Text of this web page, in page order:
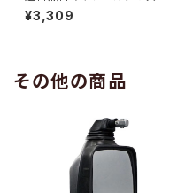
産 パルサー 型式FN15 H11.10
～ （国内トップメーカー） 2本セ
¥3,309
その他の商品